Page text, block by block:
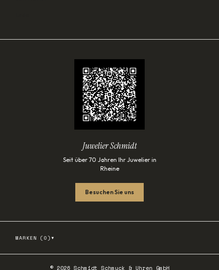
Juwelier Schmidt
Seit über 70 Jahren Ihr Juwelier in
Rheine
Besuchen Sie uns
MARKEN ( 0 ) ▾
© 2026 Schmidt Schmuck & Uhren GmbH